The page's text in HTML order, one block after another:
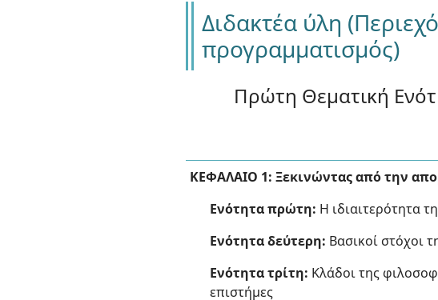
Διδακτέα ύλη
προγραμματισμός)
Πρώτη Θεματική
ΚΕΦΑΛΑΙΟ 1: Ξεκινώντας από την
Ενότητα πρώτη: Η ιδιαιτερότητα
Ενότητα δεύτερη: Βασικοί στόχοι
Ενότητα τρίτη: Κλάδοι της
επιστήμες